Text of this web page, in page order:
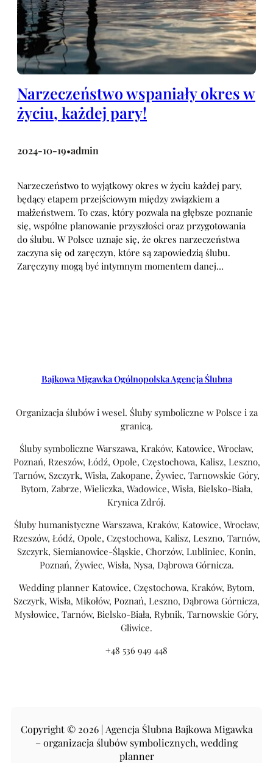
Narzeczeństwo wspaniały okres w
życiu, każdej pary!
2024-10-19•admin
Narzeczeństwo to wyjątkowy okres w życiu każdej pary,
będący etapem przejściowym między związkiem a
małżeństwem. To czas, który pozwala na głębsze poznanie
się, wspólne planowanie przyszłości oraz przygotowania
do ślubu. W Polsce uznaje się, że okres narzeczeństwa
zaczyna się od zaręczyn, które są zapowiedzią ślubu.
Zaręczyny mogą być intymnym momentem danej…
Bajkowa Migawka Ogólnopolska Agencja Ślubna
Organizacja ślubów i wesel. Śluby symboliczne w Polsce i za
granicą.
Śluby symboliczne Warszawa, Kraków, Katowice, Wrocław,
Poznań, Rzeszów, Łódź, Opole, Częstochowa, Kalisz, Leszno,
Tarnów, Szczyrk, Wisła, Zakopane, Żywiec, Tarnowskie Góry,
Bytom, Zabrze, Wieliczka, Wadowice, Wisła, Bielsko-Biała,
Krynica Zdrój.
Śluby humanistyczne Warszawa, Kraków, Katowice, Wrocław,
Rzeszów, Łódź, Opole, Częstochowa, Kalisz, Leszno, Tarnów,
Szczyrk, Siemianowice-Śląskie, Chorzów, Lubliniec, Konin,
Poznań, Żywiec, Wisła, Nysa, Dąbrowa Górnicza.
Wedding planner Katowice, Częstochowa, Kraków, Bytom,
Szczyrk, Wisła, Mikołów, Poznań, Leszno, Dąbrowa Górnicza,
Mysłowice, Tarnów, Bielsko-Biała, Rybnik, Tarnowskie Góry,
Gliwice.
+48 536 949 448
Copyright © 2026 | Agencja Ślubna Bajkowa Migawka
– organizacja ślubów symbolicznych, wedding
planner